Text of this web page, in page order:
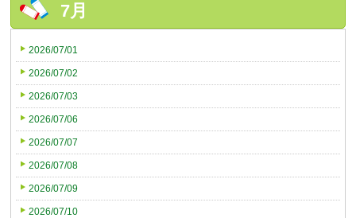
7月
2026/07/01
2026/07/02
2026/07/03
2026/07/06
2026/07/07
2026/07/08
2026/07/09
2026/07/10